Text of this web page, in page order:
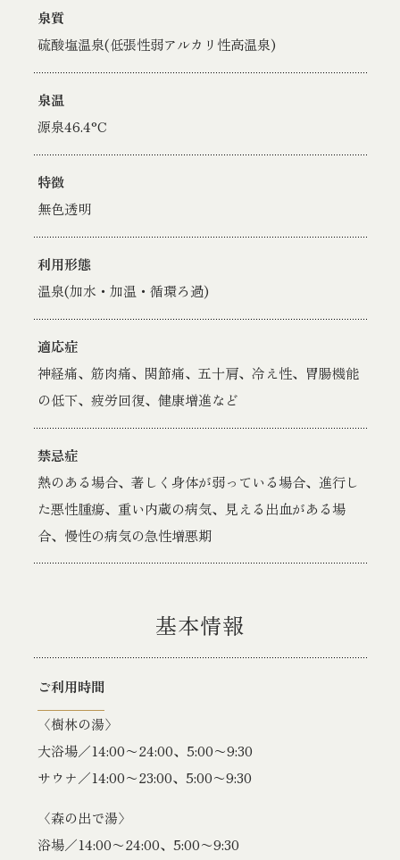
泉質
硫酸塩温泉(低張性弱アルカリ性高温泉)
泉温
源泉46.4°C
特徴
無色透明
利用形態
温泉(加水・加温・循環ろ過)
適応症
神経痛、筋肉痛、関節痛、五十肩、冷え性、胃腸機能
の低下、疲労回復、健康増進など
禁忌症
熱のある場合、著しく身体が弱っている場合、進行し
た悪性腫瘍、重い内蔵の病気、見える出血がある場
合、慢性の病気の急性増悪期
基本情報
ご利用時間
〈樹林の湯〉
大浴場／14:00〜24:00、5:00〜9:30
サウナ／14:00〜23:00、5:00〜9:30
〈森の出で湯〉
浴場／14:00〜24:00、5:00〜9:30